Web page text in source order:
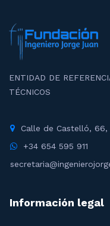
ENTIDAD DE
TÉCNICOS
Calle de Castelló, 66,
+34 654 595 911
Información legal